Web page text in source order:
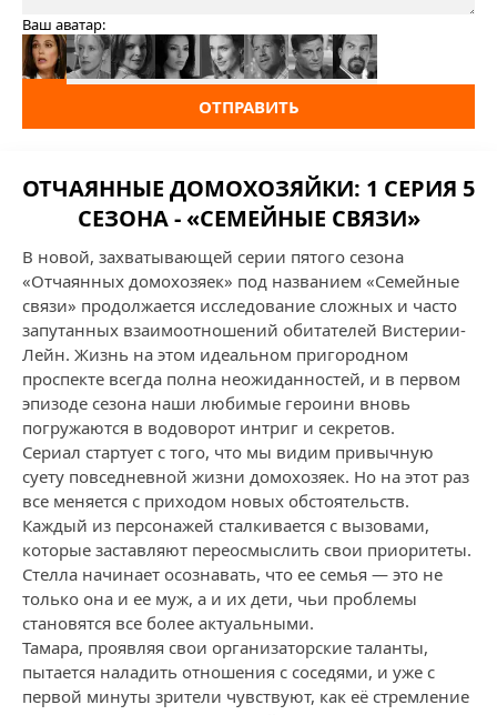
Ваш аватар:
ОТПРАВИТЬ
ОТЧАЯННЫЕ ДОМОХОЗЯЙКИ: 1 СЕРИЯ 5
СЕЗОНА - «СЕМЕЙНЫЕ СВЯЗИ»
В новой, захватывающей серии пятого сезона
«Отчаянных домохозяек» под названием «Семейные
связи» продолжается исследование сложных и часто
запутанных взаимоотношений обитателей Вистерии-
Лейн. Жизнь на этом идеальном пригородном
проспекте всегда полна неожиданностей, и в первом
эпизоде сезона наши любимые героини вновь
погружаются в водоворот интриг и секретов.
Сериал стартует с того, что мы видим привычную
суету повседневной жизни домохозяек. Но на этот раз
все меняется с приходом новых обстоятельств.
Каждый из персонажей сталкивается с вызовами,
которые заставляют переосмыслить свои приоритеты.
Стелла начинает осознавать, что ее семья — это не
только она и ее муж, а и их дети, чьи проблемы
становятся все более актуальными.
Тамара, проявляя свои организаторские таланты,
пытается наладить отношения с соседями, и уже с
первой минуты зрители чувствуют, как её стремление